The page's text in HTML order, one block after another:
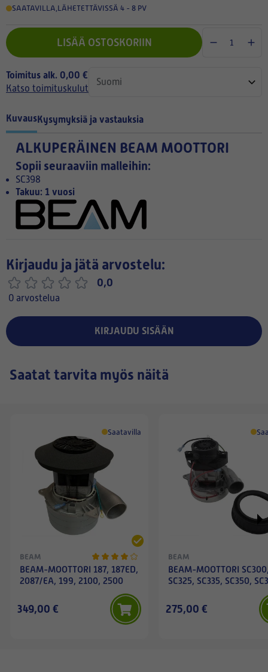
SAATAVILLA,LÄHETETTÄVISSÄ 4 - 8 PV
LISÄÄ OSTOSKORIIN
Toimitus alk. 0,00 €
Katso toimituskulut
KuvausKysymyksiä ja vastauksia
ALKUPERÄINEN BEAM MOOTTORI
Sopii seuraaviin malleihin:
SC398
Takuu: 1 vuosi
Kirjaudu ja jätä arvostelu:
0,0
0 arvostelua
KIRJAUDU SISÄÄN
Saatat tarvita myös näitä
Saatavilla
BEAM
BEAM-MOOTTORI 187, 187ED,
2087/EA, 199, 2100, 2500
349,00 €
BEAM
BEAM-MOOTTORI
SC325, SC335, SC350,
275,00 €